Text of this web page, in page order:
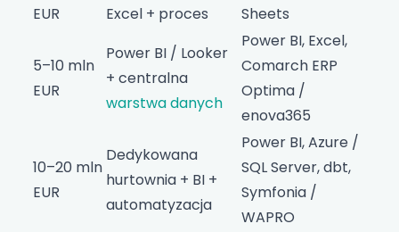
EUR
Excel + proces
Sheets
5–10 mln
EUR
Power BI / Looker
+ centralna
warstwa danych
Power BI, Excel,
Comarch ERP
Optima /
enova365
10–20 mln
EUR
Dedykowana
hurtownia + BI +
automatyzacja
Power BI, Azure /
SQL Server, dbt,
Symfonia /
WAPRO